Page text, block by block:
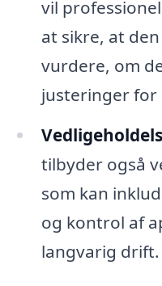
vil
at sikre, at
vurdere, om
justeringer for
tilbyder også
som kan
og kontrol af
langvarig drift.